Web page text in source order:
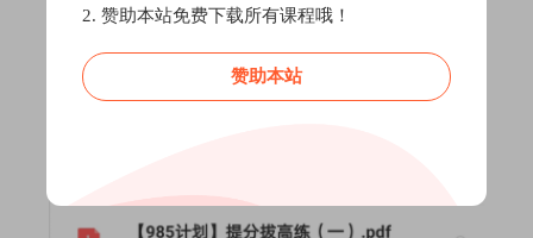
2. 赞助本站免费下载所有课程哦！
赞助本站